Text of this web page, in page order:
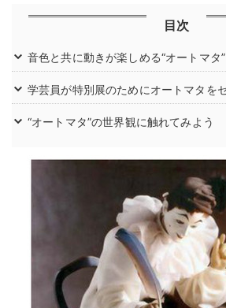
目次
音色と共に動きが楽しめる“オートマタ”
学芸員が特別展のためにオートマタを
“オートマタ”の世界観に触れてみよう